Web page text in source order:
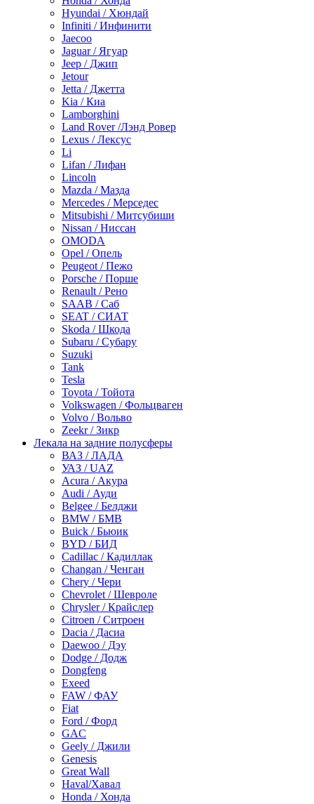
Hyundai / Хюндай
Infiniti / Инфинити
Jaecoo
Jaguar / Ягуар
Jeep / Джип
Jetour
Jetta / Джетта
Kia / Киа
Lamborghini
Land Rover /Лэнд Ровер
Lexus / Лексус
Li
Lifan / Лифан
Lincoln
Mazda / Мазда
Mercedes / Мерседес
Mitsubishi / Митсубиши
Nissan / Ниссан
OMODA
Opel / Опель
Peugeot / Пежо
Porsche / Порше
Renault / Рено
SAAB / Саб
SEAT / СИАТ
Skoda / Шкода
Subaru / Субару
Suzuki
Tank
Tesla
Toyota / Тойота
Volkswagen / Фольцваген
Volvo / Вольво
Zeekr / Зикр
Лекала на задние полусферы
ВАЗ / ЛАДА
УАЗ / UAZ
Acura / Акура
Audi / Ауди
Belgee / Белджи
BMW / БМВ
Buick / Бьюик
BYD / БИД
Cadillac / Кадиллак
Changan / Ченган
Chery / Чери
Chevrolet / Шевроле
Chrysler / Крайслер
Citroen / Ситроен
Dacia / Дасиа
Daewoo / Дэу
Dodge / Додж
Dongfeng
Exeed
FAW / ФАУ
Fiat
Ford / Форд
GAC
Geely / Джили
Genesis
Great Wall
Haval/Хавал
Honda / Хонда